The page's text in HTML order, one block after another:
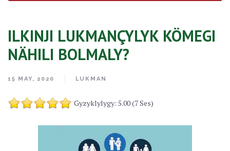
ILKINJI LUKMANÇYLYK KÖMEGI
NÄHILI BOLMALY?
15 MAY, 2020 LUKMAN
Gyzyklylygy: 5.00 (7 Ses)